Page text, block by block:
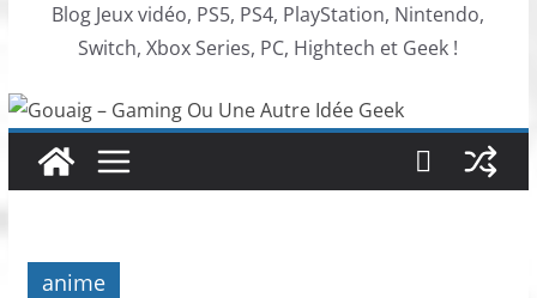
Blog Jeux vidéo, PS5, PS4, PlayStation, Nintendo,
Switch, Xbox Series, PC, Hightech et Geek !
anime